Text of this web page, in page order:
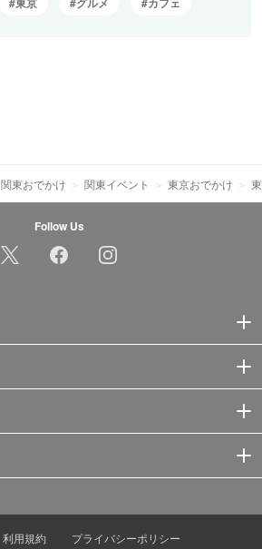
関東おでかけ 関東イベント 東京おでかけ
Follow Us
利用規約 プライバシーポリシー